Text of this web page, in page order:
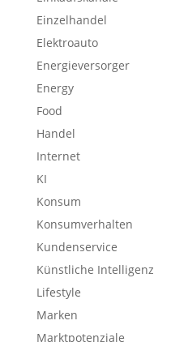
Einzelhandel
Elektroauto
Energieversorger
Energy
Food
Handel
Internet
KI
Konsum
Konsumverhalten
Kundenservice
Künstliche Intelligenz
Lifestyle
Marken
Marktpotenziale